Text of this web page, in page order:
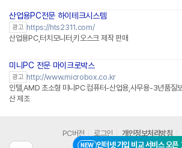
산업용PC전문 하이테크시스템
광고 https://hts2311.com/
산업용PC,터치모니터,키오스크 제작 판매
미니PC 전문 마이크로박스
광고 http://www.microbox.co.kr
인텔,AMD 초소형 미니PC 컴퓨터-산업용,사무용-3년품질
산 제조
NEW 인터넷 가입 비교 서비스 오픈
PC버전 로그인 개인정보처리방침